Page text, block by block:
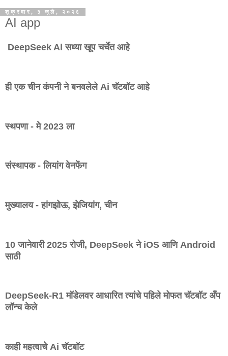
शुक्रवार, ३ जुलै, २०२६
AI app
DeepSeek Al सध्या खूप चर्चेत आहे
ही एक चीन कंपनी ने बनवलेले Ai चॅटबॉट आहे
स्थपणा - मे 2023 ला
संस्थापक - लियांग वेनफेंग
मुख्यालय - हांगझोऊ, झेजियांग, चीन
10 जानेवारी 2025 रोजी, DeepSeek ने iOS आणि Android
साठी
DeepSeek-R1 मॉडेलवर आधारित त्यांचे पहिले मोफत चॅटबॉट अँप
लॉन्च केले
काही महत्वाचे Ai चॅटबॉट